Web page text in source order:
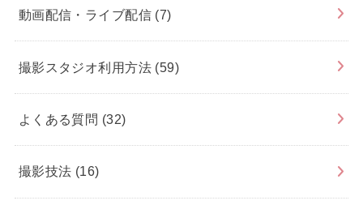
動画配信・ライブ配信 (7)
撮影スタジオ利用方法 (59)
よくある質問 (32)
撮影技法 (16)